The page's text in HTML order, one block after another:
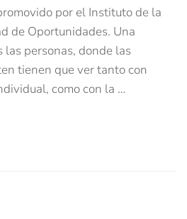
por el Instituto de la
de Oportunidades. Una
las personas, donde las
tienen que ver tanto con
como con la …